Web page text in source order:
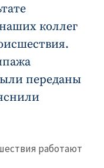
коллег
переданы
работают